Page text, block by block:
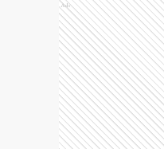
Ads